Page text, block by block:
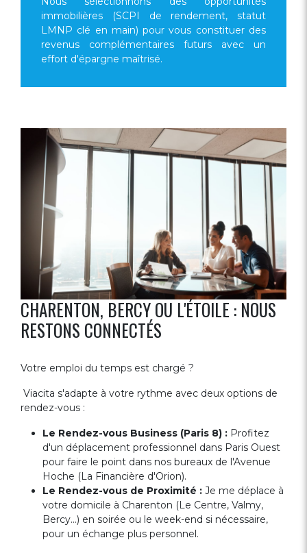
immobilières (SCPI de rendement, statut
LMNP clé en main) pour vous constituer des
revenus complémentaires futurs avec un
effort d'épargne maîtrisé.
CHARENTON, BERCY OU L'ÉTOILE : NOUS
RESTONS CONNECTÉS
Votre emploi du temps est chargé ?
Viacita s'adapte à votre rythme avec deux options de
rendez-vous :
Le Rendez-vous Business (Paris 8) : Profitez
d'un déplacement professionnel dans Paris Ouest
pour faire le point dans nos bureaux de l'Avenue
Hoche (La Financière d'Orion).
Le Rendez-vous de Proximité : Je me déplace à
votre domicile à Charenton (Le Centre, Valmy,
Bercy...) en soirée ou le week-end si nécessaire,
pour un échange plus personnel.